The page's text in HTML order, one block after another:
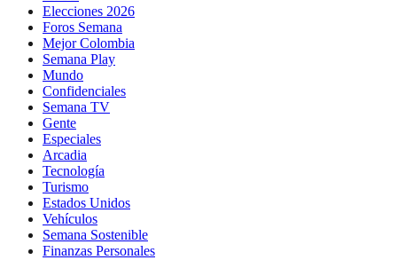
Elecciones 2026
Foros Semana
Mejor Colombia
Semana Play
Mundo
Confidenciales
Semana TV
Gente
Especiales
Arcadia
Tecnología
Turismo
Estados Unidos
Vehículos
Semana Sostenible
Finanzas Personales